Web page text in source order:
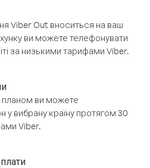
Viber Out вноситься на ваш
ви можете телефонувати
за низькими тарифами Viber.
планом ви можете
у вибрану країну протягом 30
Viber.